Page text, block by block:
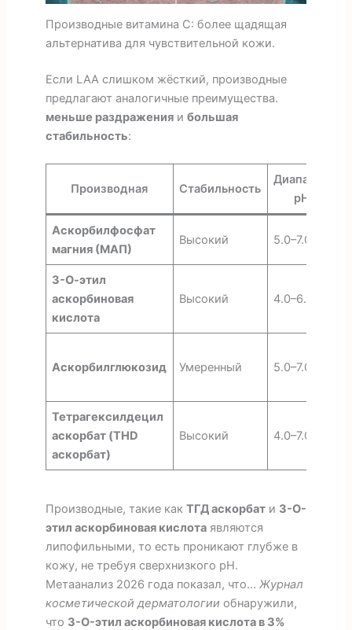
Производные витамина С: более щадящая
альтернатива для чувствительной кожи.
Если LAA слишком жёсткий, производные
предлагают аналогичные преимущества.
меньше раздраженияи большая
стабильность:
Производная Стабильность
Диапазон
pH
Аскорбилфосфат
магния (МАП)
Высокий 5.0–7.0
3-О-этил
аскорбиновая
кислота
Высокий 4.0–6.0
Аскорбилглюкозид Умеренный 5.0–7.0
Тетрагексилдецил
аскорбат (THD
аскорбат)
Высокий 4.0–7.0
Производные, такие как ТГД аскорбати 3-O-
этил аскорбиновая кислотаявляются
липофильными, то есть проникают глубже в
кожу, не требуя сверхнизкого pH.
Метаанализ 2026 года показал, что... Журнал
косметической дерматологии обнаружили,
что 3-O-этил аскорбиновая кислота в 3%